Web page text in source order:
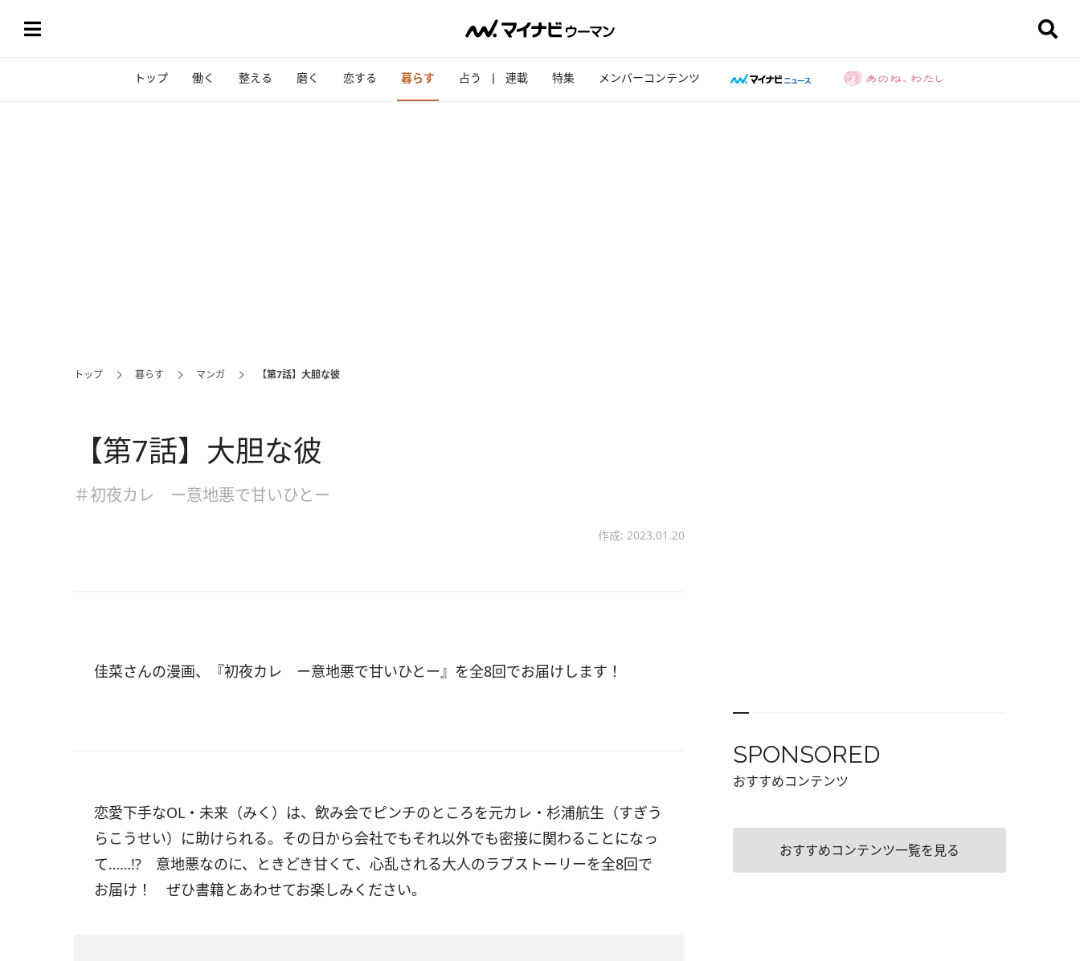
トップ 働く 整える 磨く 恋する 暮らす 占う 連載 特集 メンバーコンテンツ
トップ 暮らす マンガ 【第7話】大胆な彼
【第7話】大胆な彼
＃初夜カレ ー意地悪で甘いひとー
作成: 2023.01.20
佳菜さんの漫画、『初夜カレ ー意地悪で甘いひとー』を全8回でお届けします！
恋愛下手なOL・未来（みく）は、飲み会でピンチのところを元カレ・杉浦航生（すぎう
らこうせい）に助けられる。その日から会社でもそれ以外でも密接に関わることになっ
て……!? 意地悪なのに、ときどき甘くて、心乱される大人のラブストーリーを全8回で
お届け！ ぜひ書籍とあわせてお楽しみください。
SPONSORED
おすすめコンテンツ
おすすめコンテンツ一覧を見る